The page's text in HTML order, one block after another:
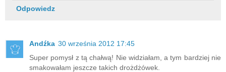
Odpowiedz
Andźka 30 września 2012 17:45
Super pomysł z tą chałwą! Nie widziałam, a tym bardziej nie
smakowałam jeszcze takich drożdżówek.